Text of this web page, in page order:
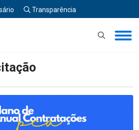
Transparência